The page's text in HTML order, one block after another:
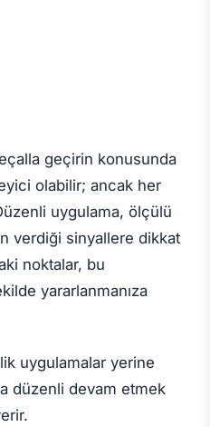
geçirin konusunda
olabilir; ancak her
uygulama, ölçülü
verdiği sinyallere dikkat
noktalar, bu
yararlanmanıza
uygulamalar yerine
düzenli devam etmek